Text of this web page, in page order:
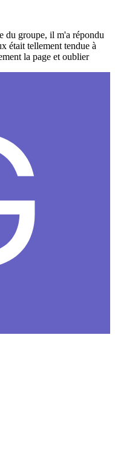
du groupe, il m'a répondu
était tellement tendue à
la page et oublier